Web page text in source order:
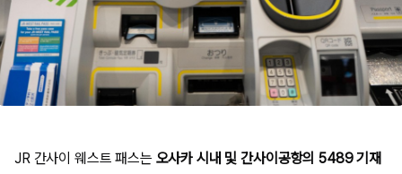
JR 간사이 웨스트 패스는 오사카 시내 및 간사이공항의 5489 기재